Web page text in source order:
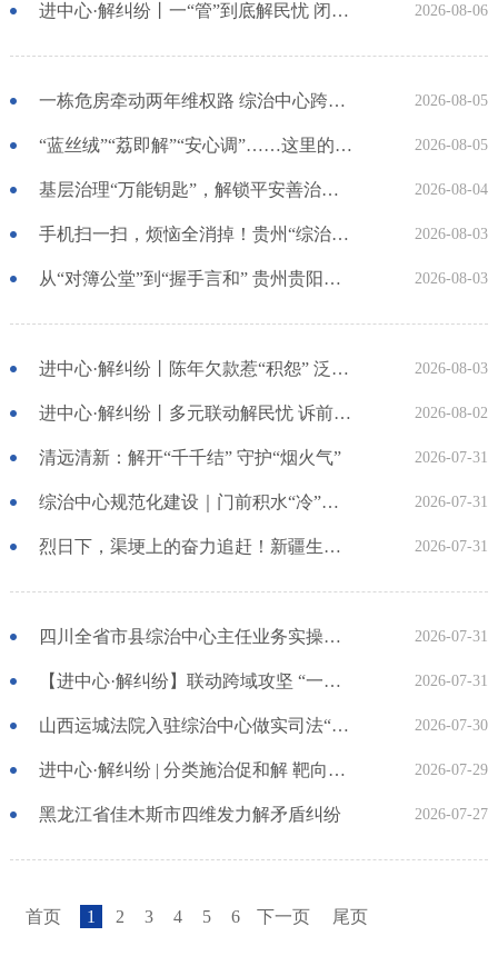
进中心·解纠纷丨一“管”到底解民忧 闭环调处化纠纷 2026-08-06
一栋危房牵动两年维权路 综治中心跨省寻鉴解民忧 2026-08-05
“蓝丝绒”“荔即解”“安心调”……这里的综治中心为啥品牌林立？答案在这 2026-08-05
基层治理“万能钥匙”，解锁平安善治新密码！ 2026-08-04
手机扫一扫，烦恼全消掉！贵州“综治中心” 群众动动手指烦心事秒处理 2026-08-03
从“对簿公堂”到“握手言和” 贵州贵阳综治中心“标准清单”分流13类纠纷先行调解“治未病” 2026-08-03
进中心·解纠纷丨陈年欠款惹“积怨” 泛黄欠据终“变现” 2026-08-03
进中心·解纠纷丨多元联动解民忧 诉前调解促和谐 2026-08-02
清远清新：解开“千千结” 守护“烟火气” 2026-07-31
综治中心规范化建设｜门前积水“冷”了邻里情综治联动“暖”了众人心 2026-07-31
烈日下，渠埂上的奋力追赶！新疆生产建设兵团第三师五十团综治中心筑牢暑期防溺水安全堤坝 2026-07-31
四川全省市县综治中心主任业务实操培训班举办 推动综治中心规范化建设运行提质增效 2026-07-31
【进中心·解纠纷】联动跨域攻坚 “一站式”化解货款纠纷 2026-07-31
山西运城法院入驻综治中心做实司法“兜底” 2026-07-30
进中心·解纠纷 | 分类施治促和解 靶向调解止纷争 2026-07-29
黑龙江省佳木斯市四维发力解矛盾纠纷 2026-07-27
首页 1 2 3 4 5 6 下一页 尾页